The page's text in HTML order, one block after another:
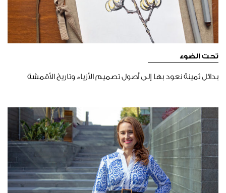
تحت الضوء
بدائل ثمينة نعود بها إلى أصول تصميم الأزياء وتاريخ الأقمشة